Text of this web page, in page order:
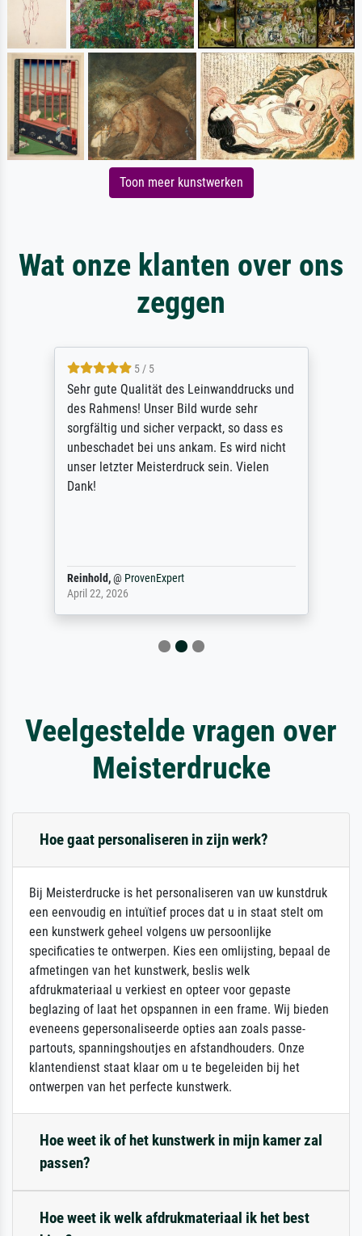
Toon meer kunstwerken
Wat onze klanten over ons
zeggen
5 / 5
Sehr gute Qualität des Leinwanddrucks und
des Rahmens! Unser Bild wurde sehr
sorgfältig und sicher verpackt, so dass es
unbeschadet bei uns ankam. Es wird nicht
unser letzter Meisterdruck sein. Vielen
Dank!
Reinhold,@ ProvenExpert
April 22, 2026
Veelgestelde vragen over
Meisterdrucke
Hoe gaat personaliseren in zijn werk?
Bij Meisterdrucke is het personaliseren van uw kunstdruk
een eenvoudig en intuïtief proces dat u in staat stelt om
een kunstwerk geheel volgens uw persoonlijke
specificaties te ontwerpen. Kies een omlijsting, bepaal de
afmetingen van het kunstwerk, beslis welk
afdrukmateriaal u verkiest en opteer voor gepaste
beglazing of laat het opspannen in een frame. Wij bieden
eveneens gepersonaliseerde opties aan zoals passe-
partouts, spanningshoutjes en afstandhouders. Onze
klantendienst staat klaar om u te begeleiden bij het
ontwerpen van het perfecte kunstwerk.
Hoe weet ik of het kunstwerk in mijn kamer zal
passen?
Hoe weet ik welk afdrukmateriaal ik het best